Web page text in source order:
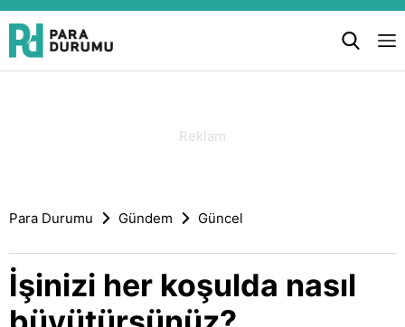
Para Durumu Gündem Güncel
İşinizi her koşulda nasıl